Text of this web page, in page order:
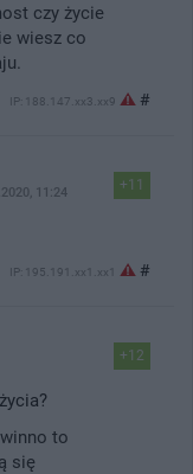
czy życie
wiesz co
IP: 188.147.xx3.xx9 #
+11
11:24
IP: 195.191.xx1.xx1 #
+12
to
się